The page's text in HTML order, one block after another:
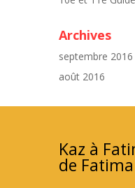
Archives
septembre 2016
août 2016
Kaz à
de